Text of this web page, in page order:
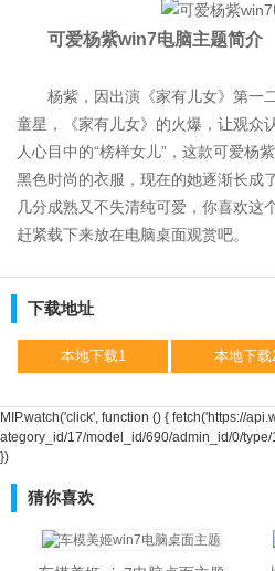
可爱杨紫win7电脑主题简介
杨紫，因出演《家有儿女》第一二
童星，《家有儿女》的火爆，让观众
人心目中的“榜样女儿”，这款可爱杨
黑色时尚的衣服，现在的她逐渐长成
几分成熟又不失清纯可爱，你喜欢这
赶紧载下来放在电脑桌面观赏吧。
下载地址
本地下载1 本地下载
MIP.watch('click', function () { fetch('https://
ategory_id/17/model_id/690/admin_id/0/
})
猜你喜欢